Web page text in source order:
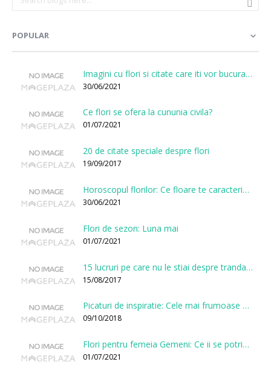
POPULAR
Imagini cu flori si citate care iti vor bucura sufletul
30/06/2021
Ce flori se ofera la cununia civila?
01/07/2021
20 de citate speciale despre flori
19/09/2017
Horoscopul florilor: Ce floare te caracterizeaza in functie de ziua nasterii?
30/06/2021
Flori de sezon: Luna mai
01/07/2021
15 lucruri pe care nu le stiai despre trandafiri
15/08/2017
Picaturi de inspiratie: Cele mai frumoase citate despre flori
09/10/2018
Flori pentru femeia Gemeni: Ce ii se potriveste, ce ii poarta noroc si ce o caracterizeaza?
01/07/2021